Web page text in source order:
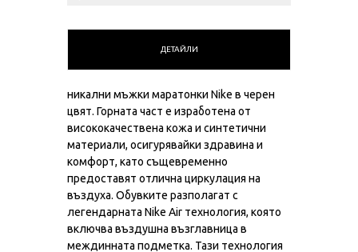
ДЕТАЙЛИ
никални мъжки маратонки Nikе в черен
цвят. Горната част е изработена от
висококачествена кожа и синтетични
материали, осигурявайки здравина и
комфорт, като същевременно
предоставят отлична циркулация на
въздуха. Обувките разполагат с
легендарната Nike Air технология, която
включва въздушна възглавница в
междинната подметка. Тази технология